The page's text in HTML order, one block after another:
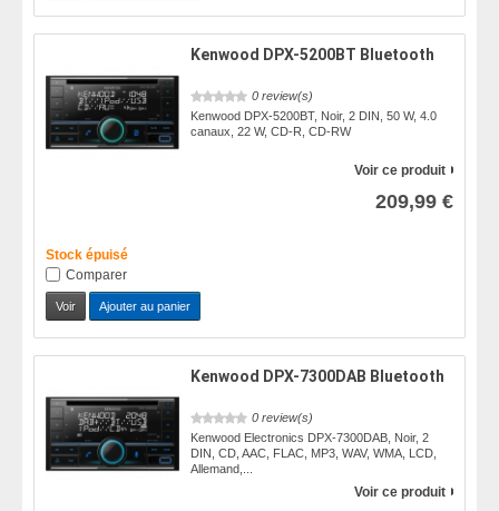
Kenwood DPX-5200BT Bluetooth
0 review(s)
Kenwood DPX-5200BT, Noir, 2 DIN, 50 W, 4.0
canaux, 22 W, CD-R, CD-RW
Voir ce produit
209,99 €
Stock épuisé
Comparer
Voir Ajouter au panier
Kenwood DPX-7300DAB Bluetooth
0 review(s)
Kenwood Electronics DPX-7300DAB, Noir, 2
DIN, CD, AAC, FLAC, MP3, WAV, WMA, LCD,
Allemand,...
Voir ce produit